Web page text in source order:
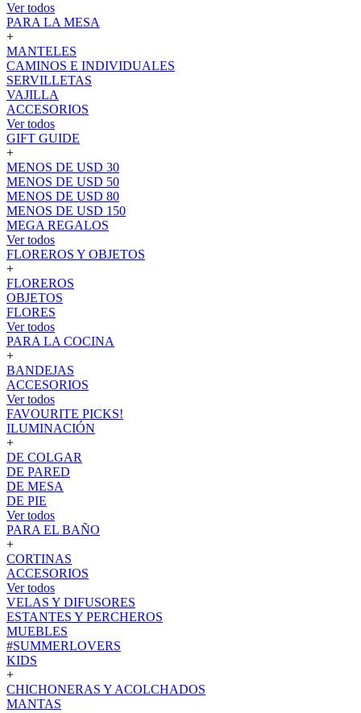
Ver todos
PARA LA MESA
+
MANTELES
CAMINOS E INDIVIDUALES
SERVILLETAS
VAJILLA
ACCESORIOS
Ver todos
GIFT GUIDE
+
MENOS DE USD 30
MENOS DE USD 50
MENOS DE USD 80
MENOS DE USD 150
MEGA REGALOS
Ver todos
FLOREROS Y OBJETOS
+
FLOREROS
OBJETOS
FLORES
Ver todos
PARA LA COCINA
+
BANDEJAS
ACCESORIOS
Ver todos
FAVOURITE PICKS!
ILUMINACIÓN
+
DE COLGAR
DE PARED
DE MESA
DE PIE
Ver todos
PARA EL BAÑO
+
CORTINAS
ACCESORIOS
Ver todos
VELAS Y DIFUSORES
ESTANTES Y PERCHEROS
MUEBLES
#SUMMERLOVERS
KIDS
+
CHICHONERAS Y ACOLCHADOS
MANTAS